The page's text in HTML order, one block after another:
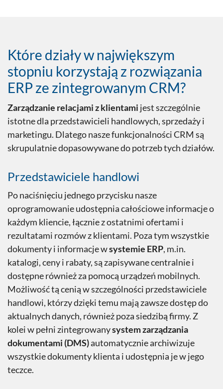
Które działy w największym
stopniu korzystają z rozwiązania
ERP ze zintegrowanym CRM?
Zarządzanie relacjami z klientami jest szczególnie
istotne dla przedstawicieli handlowych, sprzedaży i
marketingu. Dlatego nasze funkcjonalności CRM są
skrupulatnie dopasowywane do potrzeb tych działów.
Przedstawiciele handlowi
Po naciśnięciu jednego przycisku nasze
oprogramowanie udostępnia całościowe informacje o
każdym kliencie, łącznie z ostatnimi ofertami i
rezultatami rozmów z klientami. Poza tym wszystkie
dokumenty i informacje wsystemie ERP, m.in.
katalogi, ceny i rabaty, są zapisywane centralnie i
dostępne również za pomocą urządzeń mobilnych.
Możliwość tą cenią w szczególności przedstawiciele
handlowi, którzy dzięki temu mają zawsze dostęp do
aktualnych danych, również poza siedzibą firmy. Z
kolei w pełni zintegrowanysystem zarządzania
dokumentami (DMS)automatycznie archiwizuje
wszystkie dokumenty klienta i udostępnia je w jego
teczce.